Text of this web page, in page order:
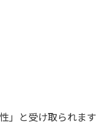
」と受け取られます